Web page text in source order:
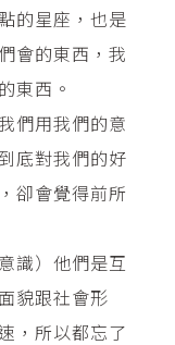
的星座，也是
會的東西，我
東西。
們用我們的意
底對我們的好
卻會覺得前所
識）他們是互
貌跟社會形
，所以都忘了